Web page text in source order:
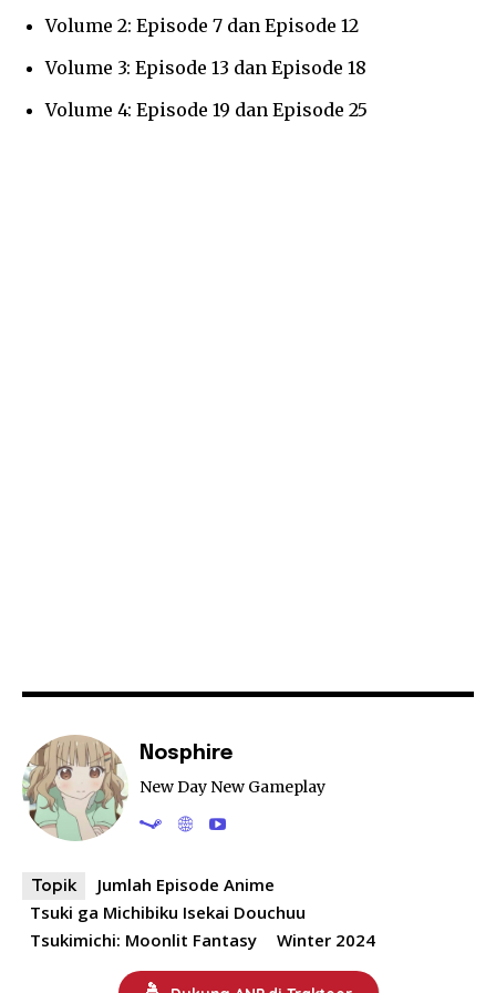
Volume 2: Episode 7 dan Episode 12
Volume 3: Episode 13 dan Episode 18
Volume 4: Episode 19 dan Episode 25
Nosphire
New Day New Gameplay
Topik
Jumlah Episode Anime
Tsuki ga Michibiku Isekai Douchuu
Tsukimichi: Moonlit Fantasy
Winter 2024